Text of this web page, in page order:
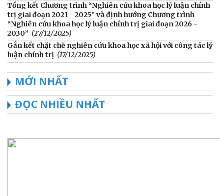
Tổng kết Chương trình “Nghiên cứu khoa học lý luận chính
trị giai đoạn 2021 - 2025” và định hướng Chương trình
“Nghiên cứu khoa học lý luận chính trị giai đoạn 2026 -
2030” (27/12/2025)
Gắn kết chặt chẽ nghiên cứu khoa học xã hội với công tác lý
luận chính trị (17/12/2025)
MỚI NHẤT
ĐỌC NHIỀU NHẤT